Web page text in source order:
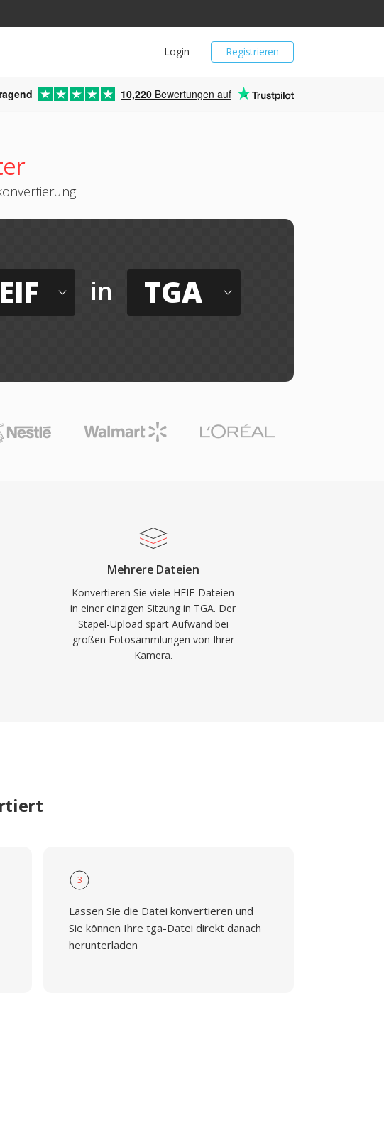
Registrieren
Login
10,220 Bewertungen auf
in TGA
Mehrere Dateien
Konvertieren Sie viele HEIF-Dateien
in einer einzigen Sitzung in TGA. Der
Stapel-Upload spart Aufwand bei
großen Fotosammlungen von Ihrer
Kamera.
3
Lassen Sie die Datei konvertieren und
Sie können Ihre tga-Datei direkt danach
herunterladen